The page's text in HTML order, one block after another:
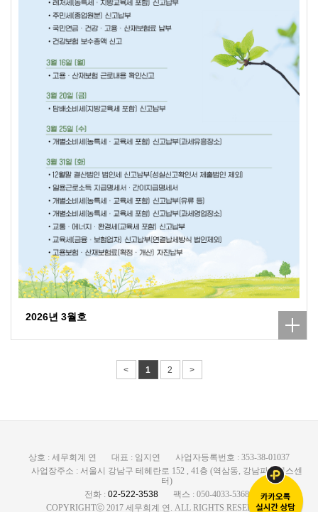
2026년 3월호
< 1 2 >
상호 : 세무회계 연 대표 : 임지연
사업자등록번호 : 353-38-01037
사업장주소 : 서울시 강남구 테헤란로 152 , 41층 (역삼동, 강남파이낸스센
터)
전화 : 02-522-3538
팩스 : 050-4033-5368
COPYRIGHTⓒ 2017 세무회계 연. ALL RIGHTS RESERVED.